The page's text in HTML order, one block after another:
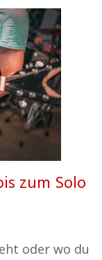
zum Solo
oder wo du